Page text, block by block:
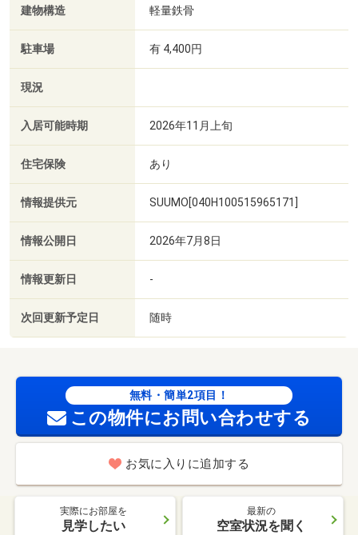
建物構造 軽量鉄骨
駐車場 有 4,400円
現況
入居可能時期 2026年11月上旬
住宅保険 あり
情報提供元 SUUMO[040H100515965171]
情報公開日 2026年7月8日
情報更新日 -
次回更新予定日 随時
無料・簡単2項目！
この物件にお問い合わせする
お気に入りに追加する
実際にお部屋を
見学したい
最新の
空室状況を聞く